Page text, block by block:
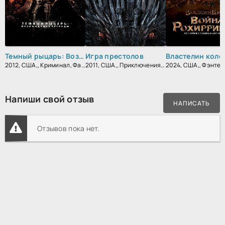
Темный рыцарь: Возрождение легенды
2012, США,, Криминал, Фантастика, Боевик, Триллер, Зарубежный, Драма
Игра престолов
2011, США,, Приключения, Фэнтези, Блокбастер, Мистический, Боевик, Зарубежный, Мелодрама, Драма
Напиши свой отзыв НАПИСАТЬ
Отзывов пока нет.